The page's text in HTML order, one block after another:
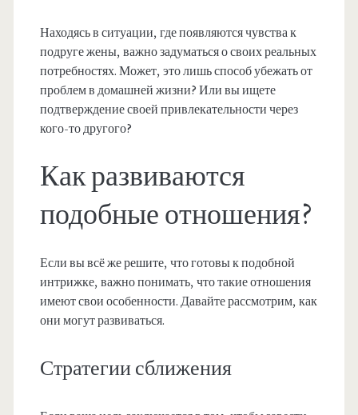
Находясь в ситуации, где появляются чувства к
подруге жены, важно задуматься о своих реальных
потребностях. Может, это лишь способ убежать от
проблем в домашней жизни? Или вы ищете
подтверждение своей привлекательности через
кого-то другого?
Как развиваются
подобные отношения?
Если вы всё же решите, что готовы к подобной
интрижке, важно понимать, что такие отношения
имеют свои особенности. Давайте рассмотрим, как
они могут развиваться.
Стратегии сближения